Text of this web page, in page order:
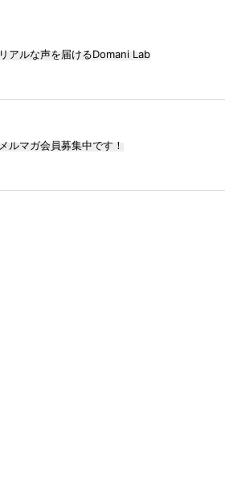
リアルな声を届けるDomani Lab
メルマガ会員募集中です！